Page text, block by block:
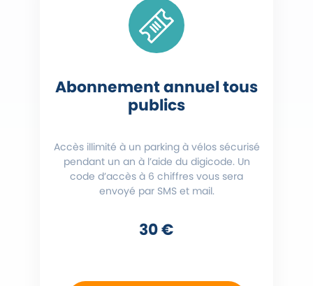
Abonnement annuel tous
publics
Accès illimité à un parking à vélos sécurisé
pendant un an à l’aide du digicode. Un
code d’accès à 6 chiffres vous sera
envoyé par SMS et mail.
30 €